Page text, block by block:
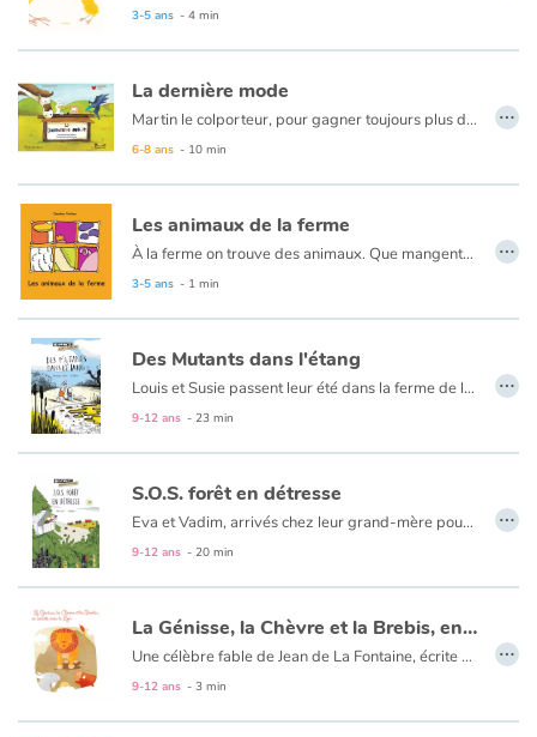
3-5 ans - 4 min
La dernière mode
Martin le colporteur, pour gagner toujours plus d'argent, a une idée géniale : partir sur les routes pour vendre aux animaux quelque chose d'utile... et qui leur permettra d'être à la dernière mode. Mais de quoi s'agit-il ?
6-8 ans - 10 min
…
Les animaux de la ferme
À la ferme on trouve des animaux. Que mangent-ils ? Que produisent-ils ?
3-5 ans - 1 min
…
Des Mutants dans l'étang
Louis et Susie passent leur été dans la ferme de leur grand-tante. Partis explorer les environs, ils tombent sur un étang pas encore asséché par la canicule. Mais d’étranges poissons aux yeux globuleux y côtoient d’inquiétants têtards à six pattes. Quelques jours plus tard, quand ils reviennent pêcher aux aurores, les deux enfants surprennent un bruit de moteur, le clapotis d’un liquide qui se déverse et le faisceau d’une lampe dans la nuit. Bizarre. Tout comme les maux de ventre, de tête, de peau… dont souffrent depuis peu leur famille et les animaux de la ferme. Avec leurs parents et leur chien Morderire, ils vont alors mener l’enquête pour élucider ces mystères et découvrir que l’usine voisine rejette ses déchets toxiques dans l’étang.
9-12 ans - 23 min
…
S.O.S. forêt en détresse
Eva et Vadim, arrivés chez leur grand-mère pour les vacances d’été, sont impatients de retrouver leur cabane haut perchée. Enfouie dans les arbres, cette cabane c’est leur quartier général depuis laquelle ils observent la forêt qui les entoure. Mais cette année, à peine arrivés dans leur QG, ils découvrent d’énormes trous qui ont transformé la forêt en gruyère ! En allant y regarder de plus près, Eva et Vadim découvrent des empreintes qui les mènent à un bulldozer et un camion. Il est temps de prévenir Ignace, le garde forestier. Tous les trois vont mener l’enquête pour découvrir un abattage illégal d’arbres...
9-12 ans - 20 min
…
La Génisse, la Chèvre et la Brebis, en société avec le Lion
Une célèbre fable de Jean de La Fontaine, écrite en 1668, comme
9-12 ans - 3 min
…